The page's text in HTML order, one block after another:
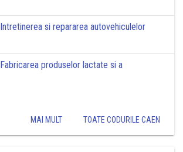
Intretinerea si repararea autovehiculelor
Fabricarea produselor lactate si a
MAI MULT TOATE CODURILE CAEN